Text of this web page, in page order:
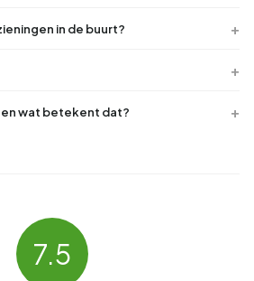
in de buurt?
wat betekent dat?
7.5